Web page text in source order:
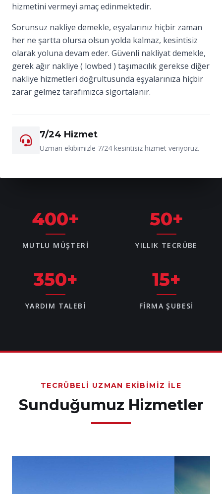
hizmetini vermeyi amaç edinmektedir.
Sorunsuz nakliye demekle, eşyalarınız hiçbir zaman
her ne şartta olursa olsun yolda kalmaz, kesintisiz
olarak yoluna devam eder. Güvenli nakliyat demekle,
gerek ağır nakliye ( lowbed ) taşımacılık gerekse diğer
nakliye hizmetleri doğrultusunda eşyalarınıza hiçbir
zarar gelmez tarafımızca sigortalanır.
7/24 Hizmet
Uzman ekibimizle 7/24 kesintisiz hizmet veriyoruz.
400+
MUTLU MÜŞTERI
50+
YILLIK TECRÜBE
350+
YARDIM TALEBI
15+
FIRMA ŞUBESI
TECRÜBELI UZMAN EKIBIMIZ İLE
Sunduğumuz Hizmetler